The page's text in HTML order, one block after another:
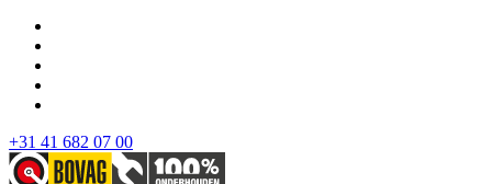
+31 41 682 07 00